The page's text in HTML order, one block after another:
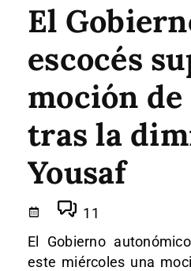
El
escocés
moción
tras la
Yousaf
11
El Gobierno
este miércoles una